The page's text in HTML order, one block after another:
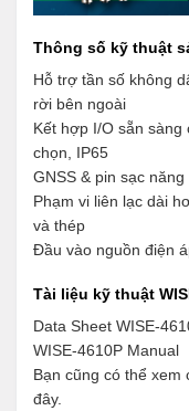
Thông số kỹ thuật
Hỗ trợ tần số không
rời bên ngoài
Kết hợp I/O sẵn
chọn, IP65
GNSS & pin sạc
Phạm vi liên lạc dài
và thép
Đầu vào nguồn điện
Tài liệu kỹ thuật
Data Sheet WISE-
WISE-4610P Manual
Bạn cũng có thể xem
đây.